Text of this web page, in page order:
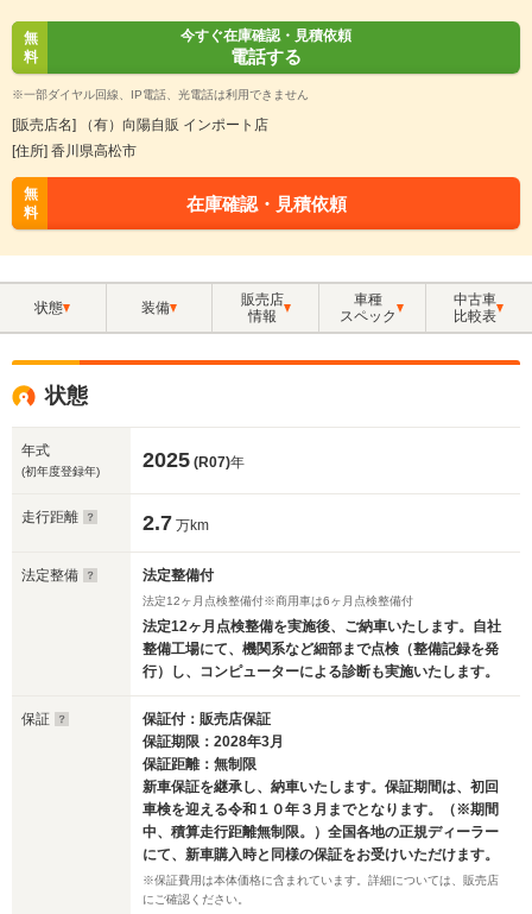
無
料
今すぐ在庫確認・見積依頼
電話する
※一部ダイヤル回線、IP電話、光電話は利用できません
[販売店名] （有）向陽自販 インポート店
[住所] 香川県高松市
無
料
在庫確認・見積依頼
状態 装備
販売店
情報
車種
スペック
中古車
比較表
状態
年式
(初年度登録年) 2025 (R07)年
走行距離 2.7 万km
法定整備 法定整備付
法定12ヶ月点検整備付※商用車は6ヶ月点検整備付
法定12ヶ月点検整備を実施後、ご納車いたします。自社
整備工場にて、機関系など細部まで点検（整備記録を発
行）し、コンピューターによる診断も実施いたします。
保証
保証付：販売店保証
保証期限：2028年3月
保証距離：無制限
新車保証を継承し、納車いたします。保証期間は、初回
車検を迎える令和１０年３月までとなります。（※期間
中、積算走行距離無制限。）全国各地の正規ディーラー
にて、新車購入時と同様の保証をお受けいただけます。
※保証費用は本体価格に含まれています。詳細については、販売店
にご確認ください。